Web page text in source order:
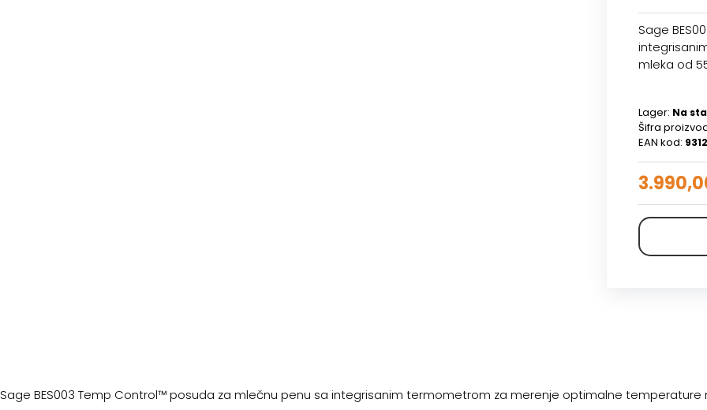
Sage
mleka od
Lager: Na
Šifra
EAN kod:
Sage BES003 Temp Control™ posuda za mlečnu penu sa integrisanim termometrom za merenje optimalne temperature